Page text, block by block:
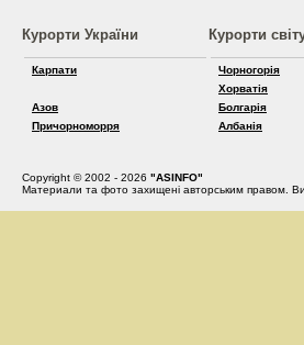
Курорти України
Карпати
Азов
Причорноморря
Курорти
Чорногорія
Хорватія
Болгарія
Албанія
Copyright © 2002 - 2026 "ASINFO"
Материали та фото захищені авторським правом.